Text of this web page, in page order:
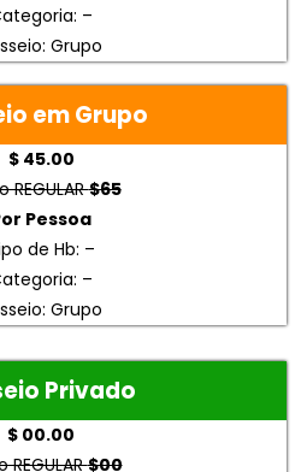
–
Grupo
em Grupo
$ 45.00
REGULAR$65
Pessoa
de Hb: –
–
Grupo
Privado
$ 00.00
REGULAR$00